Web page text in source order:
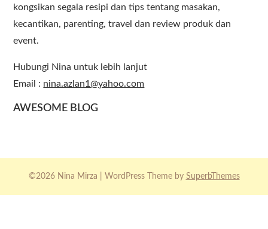
kongsikan segala resipi dan tips tentang masakan,
kecantikan, parenting, travel dan review produk dan
event.
Hubungi Nina untuk lebih lanjut
Email : nina.azlan1@yahoo.com
AWESOME BLOG
©2026 Nina Mirza | WordPress Theme by SuperbThemes